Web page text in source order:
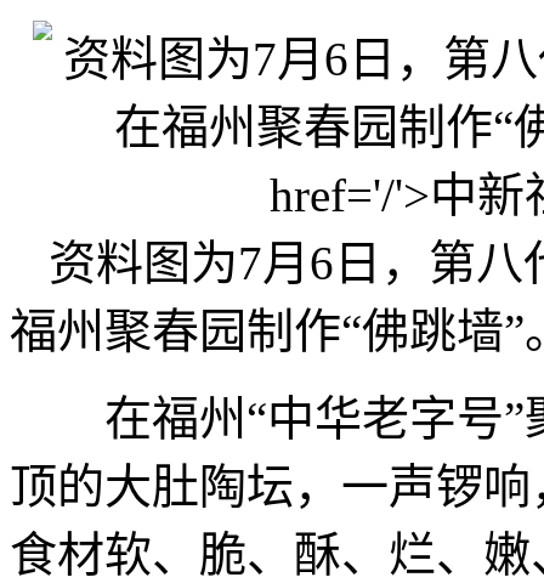
资料图为7月6日，第八
福州聚春园制作“佛跳墙
在福州“中华老字号”
顶的大肚陶坛，一声锣
食材软、脆、酥、烂、